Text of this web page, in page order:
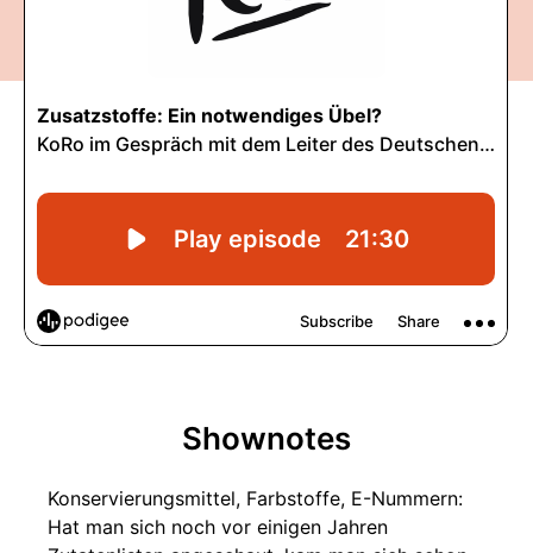
Shownotes
Konservierungsmittel, Farbstoffe, E-Nummern:
Hat man sich noch vor einigen Jahren